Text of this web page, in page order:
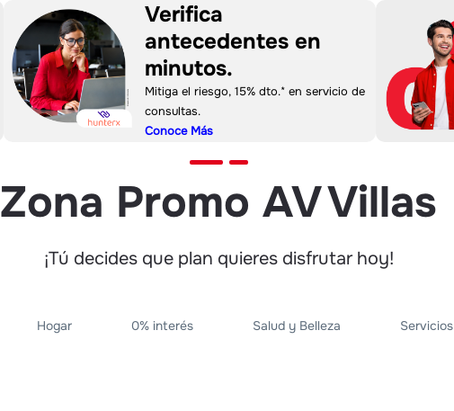
Verifica
antecedentes en
minutos.
Mitiga el riesgo, 15% dto.* en servicio de
consultas.
Conoce Más
Zona Promo AV Villas
¡Tú decides que plan quieres disfrutar hoy!
Hogar 0% interés Salud y Belleza Servicios